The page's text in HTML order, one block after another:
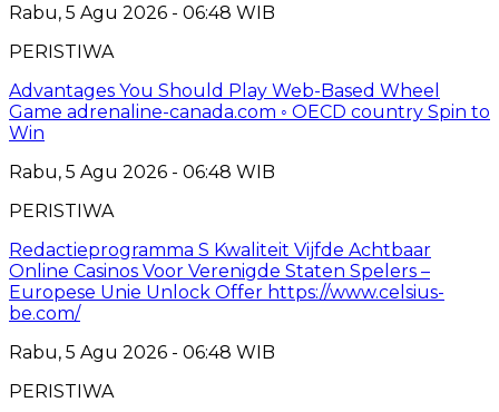
Rabu, 5 Agu 2026 - 06:48 WIB
PERISTIWA
Advantages You Should Play Web-Based Wheel
Game adrenaline-canada.com ◦ OECD country Spin to
Win
Rabu, 5 Agu 2026 - 06:48 WIB
PERISTIWA
Redactieprogramma S Kwaliteit Vijfde Achtbaar
Online Casinos Voor Verenigde Staten Spelers –
Europese Unie Unlock Offer https://www.celsius-
be.com/
Rabu, 5 Agu 2026 - 06:48 WIB
PERISTIWA